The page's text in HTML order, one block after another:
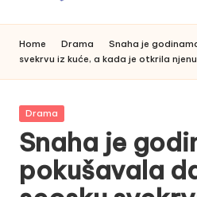
k
li
k
b
l
o
g
Home Drama
Snaha je
svekrvu iz kuće, a kada je otkrila
Posted
Drama
Snaha je
pokušavala